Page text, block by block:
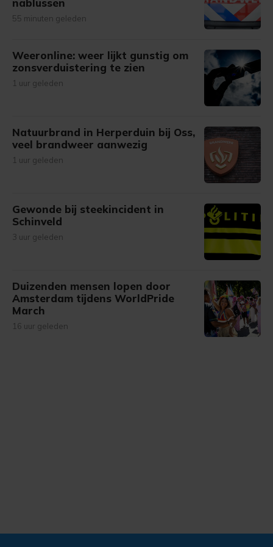
nablussen
55 minuten geleden
Weeronline: weer lijkt gunstig om
zonsverduistering te zien
1 uur geleden
Natuurbrand in Herperduin bij Oss,
veel brandweer aanwezig
1 uur geleden
Gewonde bij steekincident in
Schinveld
3 uur geleden
Duizenden mensen lopen door
Amsterdam tijdens WorldPride
March
16 uur geleden